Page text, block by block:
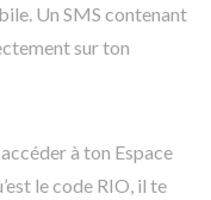
Un SMS contenant
sur ton
à ton Espace
le code RIO, il te